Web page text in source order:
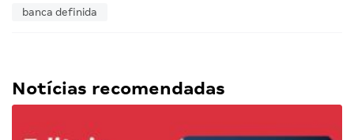
banca definida
Notícias recomendadas